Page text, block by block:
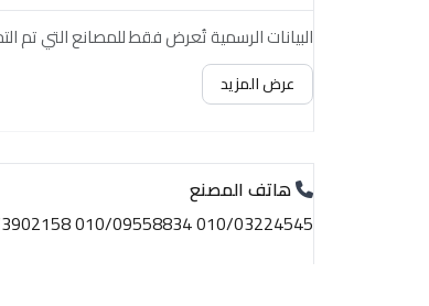
البيانات الرسمية تُعرض فقط للمصانع التي تم
عرض المزيد
هاتف المصنع
010/03224545 010/09558834 057/3902158